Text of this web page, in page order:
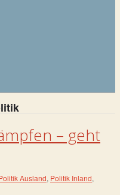
– geht
Ausland, Politik Inland,